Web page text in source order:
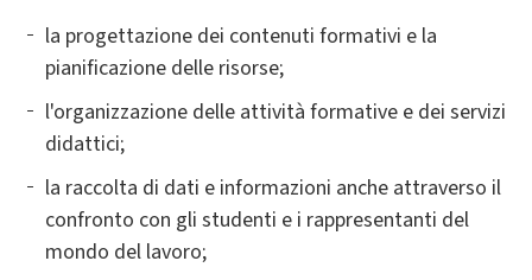
la progettazione dei contenuti formativi e la
pianificazione delle risorse;
l'organizzazione delle attività formative e dei servizi
didattici;
la raccolta di dati e informazioni anche attraverso il
confronto con gli studenti e i rappresentanti del
mondo del lavoro;